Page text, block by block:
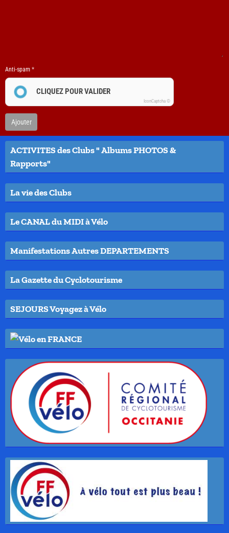
Anti-spam
CLIQUEZ POUR VALIDER
IconCaptcha ©
Ajouter
ACTIVITES des Clubs " Albums PHOTOS &
Rapports"
La vie des Clubs
Le CANAL du MIDI à Vélo
Manifestations Autres DEPARTEMENTS
La Gazette du Cyclotourisme
SEJOURS Voyagez à Vélo